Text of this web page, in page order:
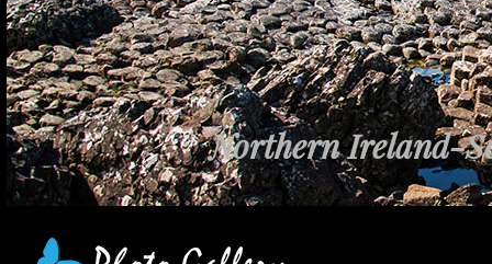
Northern Ireland-
เส้นทาง Egypt-